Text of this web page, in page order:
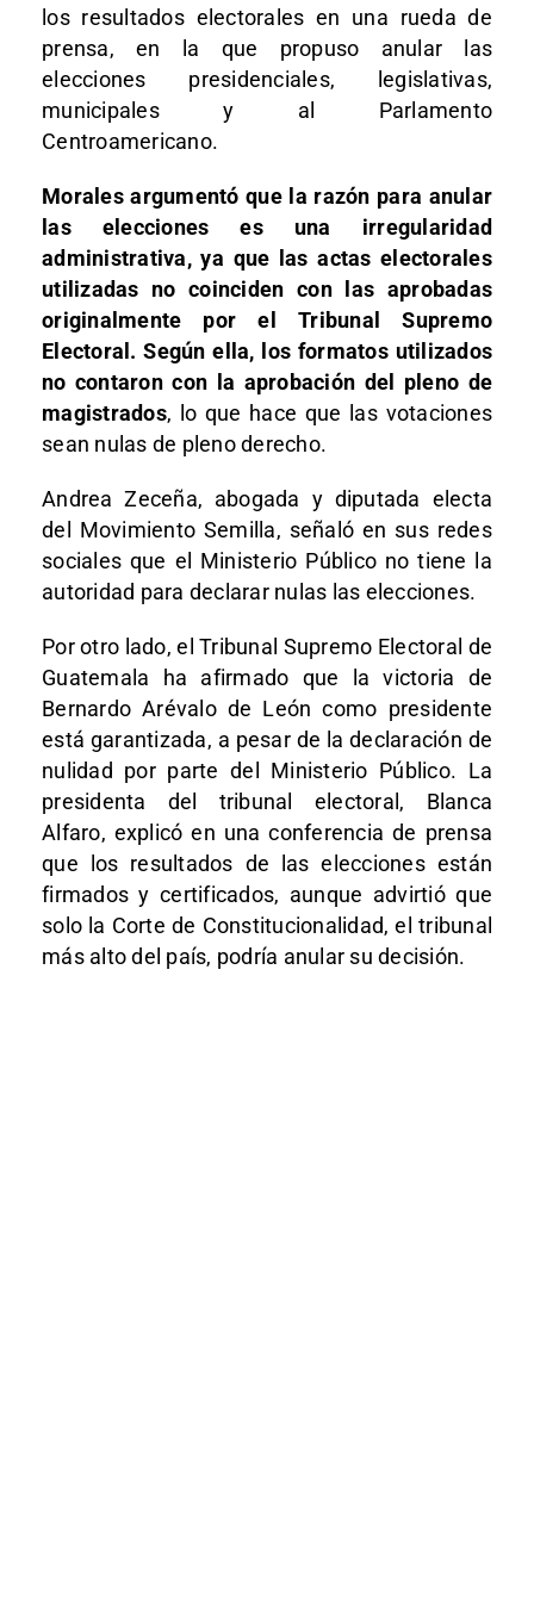
los resultados electorales en una rueda de
prensa, en la que propuso anular las
elecciones presidenciales, legislativas,
municipales y al Parlamento
Centroamericano.
Morales argumentó que la razón para anular
las elecciones es una irregularidad
administrativa, ya que las actas electorales
utilizadas no coinciden con las aprobadas
originalmente por el Tribunal Supremo
Electoral. Según ella, los formatos utilizados
no contaron con la aprobación del pleno de
magistrados, lo que hace que las votaciones
sean nulas de pleno derecho.
Andrea Zeceña, abogada y diputada electa
del Movimiento Semilla, señaló en sus redes
sociales que el Ministerio Público no tiene la
autoridad para declarar nulas las elecciones.
Por otro lado, el Tribunal Supremo Electoral de
Guatemala ha afirmado que la victoria de
Bernardo Arévalo de León como presidente
está garantizada, a pesar de la declaración de
nulidad por parte del Ministerio Público. La
presidenta del tribunal electoral, Blanca
Alfaro, explicó en una conferencia de prensa
que los resultados de las elecciones están
firmados y certificados, aunque advirtió que
solo la Corte de Constitucionalidad, el tribunal
más alto del país, podría anular su decisión.